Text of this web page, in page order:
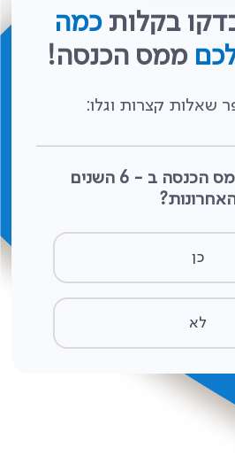
בקלותכמה
ממס הכנסה!
שאלות קצרות וגלו:
האם שילמת מס הכנסה ב - 6 השנים
כן
לא